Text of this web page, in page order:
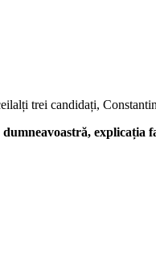
trei candidați,
dumneavoastră,